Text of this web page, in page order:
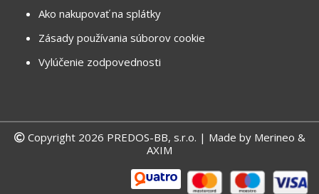
Ako nakupovať na splátky
Zásady používania súborov cookie
Vylúčenie zodpovednosti
Copyright 2026 PREDOS-BB, s.r.o. | Made by Merineo &
AXIM